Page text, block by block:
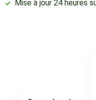
Mise à jour 24 heures